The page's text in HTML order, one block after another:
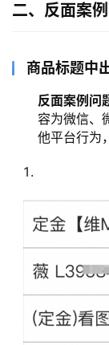
二、反面案
商品标题中
反面案例问
容为微信、
他平台行为